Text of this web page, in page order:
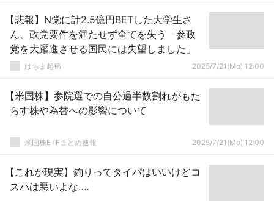
【悲報】N党に計2.5億円BETした大学生さ
ん、政党要件を満たせず全てを失う「参政
党を大躍進させる国民には失望しました」
はちま起稿 2025/7/21(Mo) 12:00
【米国株】参院選での自公過半数割れがもた
らす株や為替への影響について
米国株ETFまとめ速報 2025/7/21(Mo) 12:00
【これが現実】釣りってタイパはいいけどコ
スパは悪いよな‥‥